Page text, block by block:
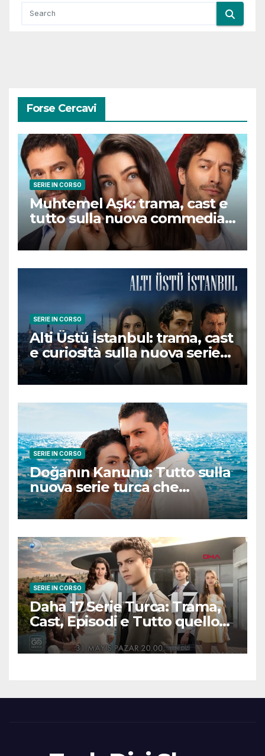
Forse Cercavi
SERIE IN CORSO
Muhtemel Aşk: trama, cast e
tutto sulla nuova commedia
romantica turca che
conquisterà il pubblico
SERIE IN CORSO
Alti Üstü İstanbul: trama, cast
e curiosità sulla nuova serie
turca ambientata a Ziyanker
SERIE IN CORSO
Doğanın Kanunu: Tutto sulla
nuova serie turca che
promette emozioni e colpi di
scena
SERIE IN CORSO
Daha 17 Serie Turca: Trama,
Cast, Episodi e Tutto quello
che Devi Sapere